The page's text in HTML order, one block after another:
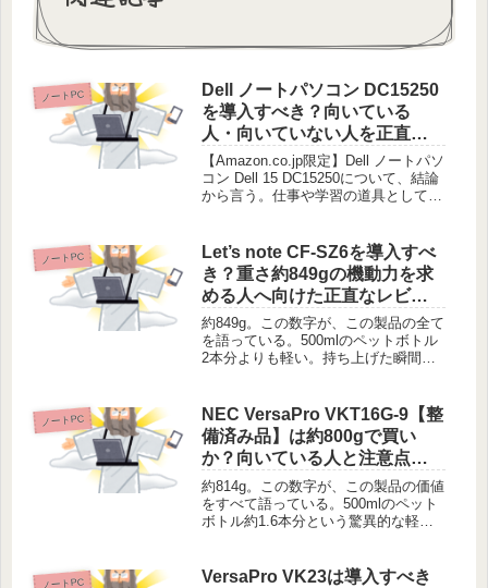
ノートPC
Dell ノートパソコン DC15250
を導入すべき？向いている
人・向いていない人を正直に
解説
【Amazon.co.jp限定】Dell ノートパソ
コン Dell 15 DC15250について、結論
から言う。仕事や学習の道具として、
そうと考えているなら、少し待ってほ
し...
ノートPC
Let’s note CF-SZ6を導入すべ
き？重さ約849gの機動力を求
める人へ向けた正直なレビュ
ー
約849g。この数字が、この製品の全て
を語っている。500mlのペットボトル
2本分よりも軽い。持ち上げた瞬間
ネスパーソンのための道具だ。カバン
に忍ばせても、...
ノートPC
NEC VersaPro VKT16G-9【整
備済み品】は約800gで買い
か？向いている人と注意点を
正直に解説
約814g。この数字が、この製品の価値
をすべて語っている。500mlのペット
ボトル約1.6本分という驚異的な軽さ
になる。NEC VersaPro VKT16G-9
ノートPC
VersaPro VK23は導入すべき